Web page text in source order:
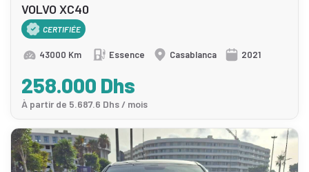
VOLVO XC40
CERTIFIÉE
43000 Km Essence Casablanca 2021
258.000 Dhs
À partir de 5.687.6 Dhs / mois